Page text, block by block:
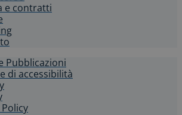
e contratti
Pubblicazioni
di accessibilità​